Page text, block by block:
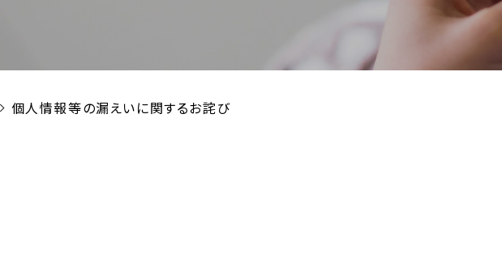
個人情報等の漏えいに関するお詫び